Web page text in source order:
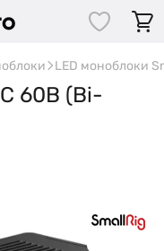
LED моноблоки
60B (Bi-